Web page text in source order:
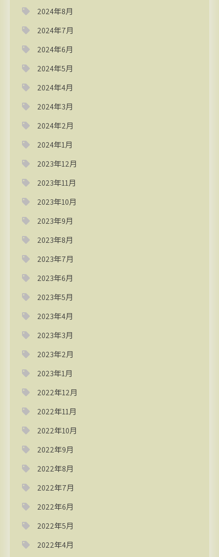
2024年8月
2024年7月
2024年6月
2024年5月
2024年4月
2024年3月
2024年2月
2024年1月
2023年12月
2023年11月
2023年10月
2023年9月
2023年8月
2023年7月
2023年6月
2023年5月
2023年4月
2023年3月
2023年2月
2023年1月
2022年12月
2022年11月
2022年10月
2022年9月
2022年8月
2022年7月
2022年6月
2022年5月
2022年4月